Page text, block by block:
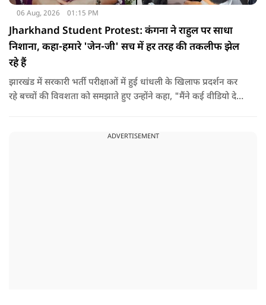
06 Aug, 2026 01:15 PM
Jharkhand Student Protest: कंगना ने राहुल पर साधा
निशाना, कहा-हमारे 'जेन-जी' सच में हर तरह की तकलीफ झेल
रहे हैं
झारखंड में सरकारी भर्ती परीक्षाओं में हुई धांधली के खिलाफ प्रदर्शन कर
रहे बच्चों की विवशता को समझाते हुए उन्होंने कहा, "मैंने कई वीडियो देखे
यहां तक गंभीर हैं कि बच्चों के पास ऑनलाइन फूड नहीं जा पा रहा है. ऐसी
ADVERTISEMENT